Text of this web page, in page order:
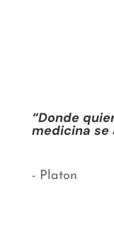
“Donde
medicina se
- Platon